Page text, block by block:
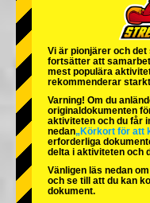
Tokyo Shinagawa
Tokyo Akihabara#2
Tokyo Shibuya Annex
Tokyo Asakusa
Okinawa
Vi är pionjärer och det
fortsätter att
mest populära
rekommenderar
Varning! Om du
originaldokumenten
aktiviteten och du får
nedan„Körkort för att
erforderliga
delta i aktiviteten och
Vänligen läs nedan
och se till att du kan
dokument.